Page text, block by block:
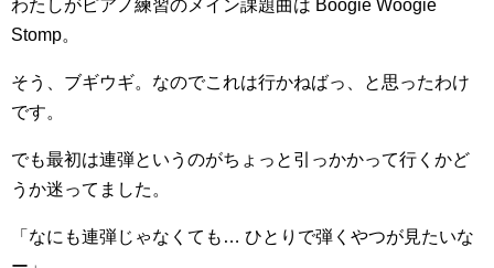
わたしがピアノ練習のメイン課題曲は Boogie Woogie
Stomp。
そう、ブギウギ。なのでこれは行かねばっ、と思ったわけ
です。
でも最初は連弾というのがちょっと引っかかって行くかど
うか迷ってました。
「なにも連弾じゃなくても… ひとりで弾くやつが見たいな